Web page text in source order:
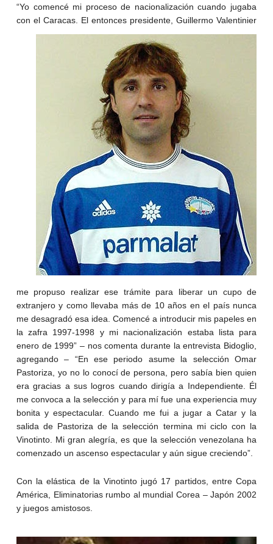
“Yo comencé mi proceso de nacionalización cuando jugaba
con el Caracas. El entonces presidente, Guillermo Valentinier
me propuso realizar ese trámite para liberar un cupo de
extranjero y como llevaba más de 10 años en el país nunca
me desagradó esa idea. Comencé a introducir mis papeles en
la zafra 1997-1998 y mi nacionalización estaba lista para
enero de 1999” – nos comenta durante la entrevista Bidoglio,
agregando – “En ese periodo asume la selección Omar
Pastoriza, yo no lo conocí de persona, pero sabía bien quien
era gracias a sus logros cuando dirigía a Independiente. Él
me convoca a la selección y para mí fue una experiencia muy
bonita y espectacular. Cuando me fui a jugar a Catar y la
salida de Pastoriza de la selección termina mi ciclo con la
Vinotinto. Mi gran alegría, es que la selección venezolana ha
comenzado un ascenso espectacular y aún sigue creciendo”.
Con la elástica de la Vinotinto jugó 17 partidos, entre Copa
América, Eliminatorias rumbo al mundial Corea – Japón 2002
y juegos amistosos.